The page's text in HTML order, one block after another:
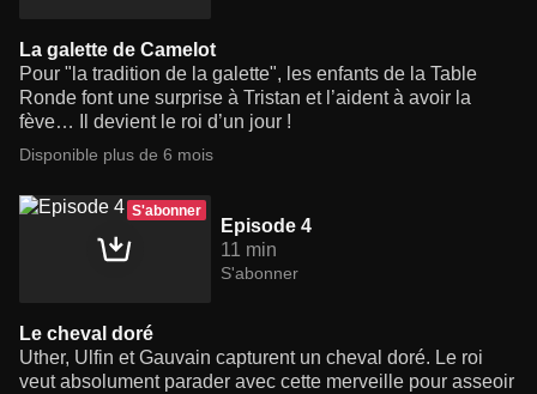
La galette de Camelot
Pour "la tradition de la galette", les enfants de la Table
Ronde font une surprise à Tristan et l’aident à avoir la
fève… Il devient le roi d’un jour !
Disponible plus de 6 mois
S'abonner
Episode 4
11 min
S'abonner
Le cheval doré
Uther, Ulfin et Gauvain capturent un cheval doré. Le roi
veut absolument parader avec cette merveille pour asseoir